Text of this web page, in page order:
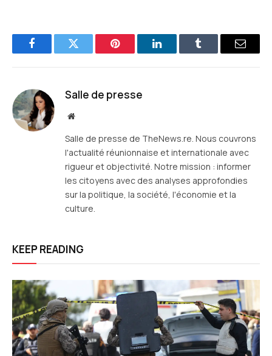
FacebookTwitter Pinterest LinkedInTumblr
E-
Salle de presse
Site
Salle de presse de TheNews.re. Nous couvrons
l'actualité réunionnaise et internationale avec
rigueur et objectivité. Notre mission : informer
les citoyens avec des analyses approfondies
sur la politique, la société, l'économie et la
culture.
KEEP READING